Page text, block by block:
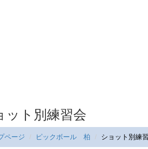
ット別練習会
ページ ピックボール 柏 ショット別練